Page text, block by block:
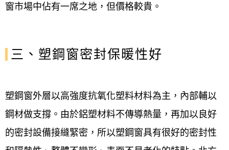
窗市場中佔有一席之地，但價格較貴。
三、塑鋼窗密封保暖性好
塑鋼窗外層以高強度抗氧化塑料材料為主，內部輔以
鋼材做支撐。由於鋁塑材料不傳導熱量，再加以良好
的密封設備接縫緊密，所以塑鋼窗具有很好的密封性